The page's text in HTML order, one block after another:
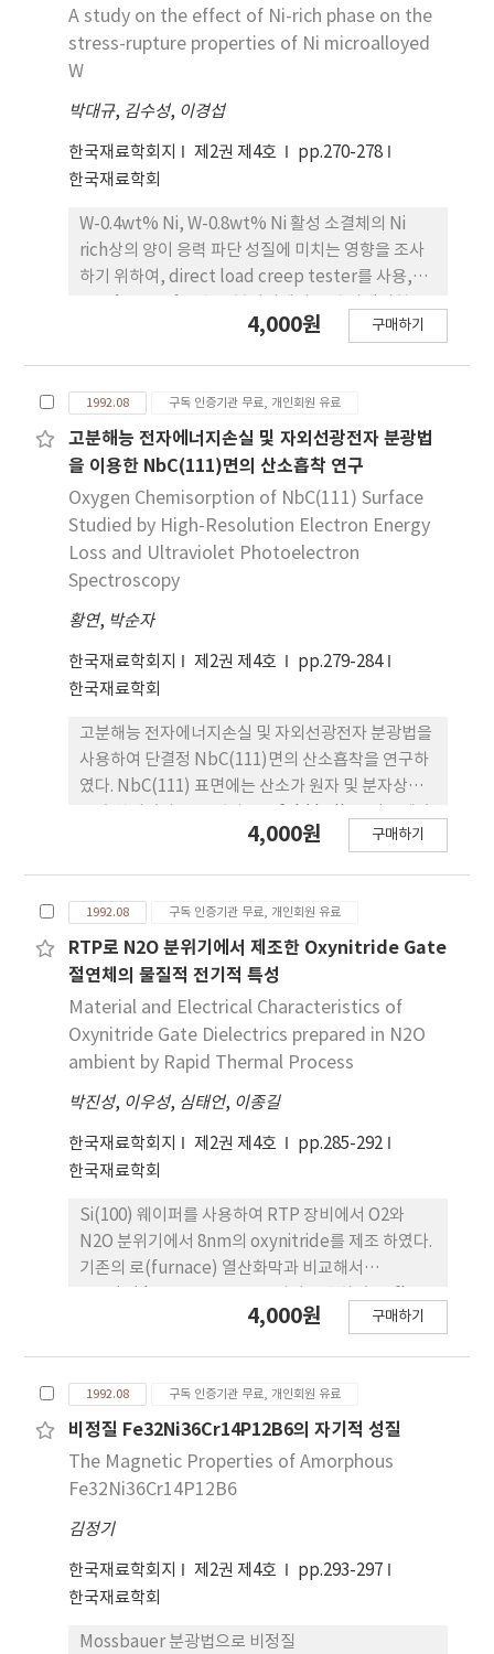
A study on the effect of Ni-rich phase on the
stress-rupture properties of Ni microalloyed
W
박대규, 김수성, 이경섭
한국재료학회지 제2권 제4호
pp.270-278
한국재료학회
W-0.4wt% Ni, W-0.8wt% Ni 활성 소결체의 Ni
rich상의 양이 응력 파단 성질에 미치는 영향을 조사
하기 위하여, direct load creep tester를 사용,
하였다. 100시간 응력 파단 강도는 니켈 함량이
에서 35%, 60% 높았으며, 이는 초기 결정립 조대화,
비이론밀도의 상승과 시험 중 결정립 성장 때문으로
생각된다. W-0.4wt% Ni의 크리프변형 활성화 에너
지는 81.3kca1/mol으로, 변형기구는 Ni rich 상을
통한 W 확산과 결정립 내부 변형이다. 응력 파단 시험
후, 파단면은 입계 파괴 양상을 나타내었다. 소결시 생
전파하였기 때문이다.
4,000원 구매하기
1992.08 구독 인증기관 무료, 개인회원 유료
고분해능 전자에너지손실 및 자외선광전자 분광법
을 이용한 NbC(111)면의 산소흡착 연구
Oxygen Chemisorption of NbC(111) Surface
Studied by High-Resolution Electron Energy
Loss and Ultraviolet Photoelectron
Spectroscopy
황연, 박순자
한국재료학회지 제2권 제4호
pp.279-284
한국재료학회
고분해능 전자에너지손실 및 자외선광전자 분광법을
사용하여 단결정 NbC(111)면의 산소횹착을 연구하
였다. NbC(111) 표면에는 산소가 원자 및 분자상태
착되며 진동수는 548cm-1이었다. 산소분자의 신축
수가 증가하였다. 이는 NbC(111) 기판으로부터 산소
분자의 2ppig 궤도로 전자가 이동하였음을 보여주는
증거이다.
4,000원 구매하기
1992.08 구독 인증기관 무료, 개인회원 유료
RTP로 N2O 분위기에서 제조한 Oxynitride Gate
절연체의 물질적 전기적 특성
Material and Electrical Characteristics of
Oxynitride Gate Dielectrics prepared in N2O
ambient by Rapid Thermal Process
박진성, 이우성, 심태언, 이종길
한국재료학회지 제2권 제4호
pp.285-292
한국재료학회
Si(100) 웨이퍼를 사용하여 RTP 장비에서 O2와
N2O 분위기에서 8nm의 oxynitride를 제조 하였다.
기존의 로(furnace) 열산화막과 비교해서
band voltage shift도 적었으며 BF2이온 주입에 의
는 순수한 SiO2유사하게 V 〉Φ0 구간에서 Fowler-
Nordheim 터널링 특성을 나타낸다. SIMS, AES, 그
리고 XPS 분석 결과 질소 pile-up이 SiO2/Si 계면에
서 나타나고, 이것은 oxynitride 산화막 특성 향상과
4,000원 구매하기
1992.08 구독 인증기관 무료, 개인회원 유료
비정질 Fe32Ni36Cr14P12B6의 자기적 성질
The Magnetic Properties of Amorphous
Fe32Ni36Cr14P12B6
김정기
한국재료학회지 제2권 제4호
pp.293-297
한국재료학회
Mossbauer 분광법으로 비정질